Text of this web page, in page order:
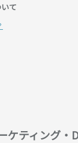
て
ケティング・